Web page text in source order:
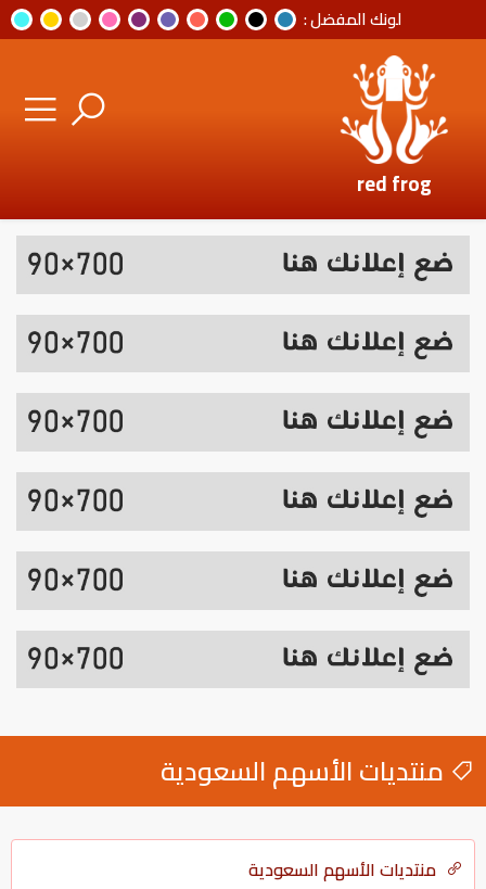
لونك المفضل :
red frog
منتديات الأسهم السعودية
منتديات الأسهم السعودية